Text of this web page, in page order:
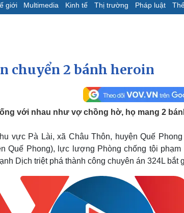
giới Multimedia Kinh tế Thị trường Pháp luật
ấn VOV
sự - Quốc phòng
Nam
tích
Thể thao
Lịch thi đấu bóng đá
Thế giới thể thao
eSports
Hậu trường
sống
đẹp
Sân khấu - Điện ảnh
Văn học
chuyển 2 bánh heroin
với nhau như vợ chồng hờ, họ mang 2
vực Pà Lài, xã Châu Thôn, huyện Quế
Quế Phong), lực lượng Phòng chống tội
Dịch triệt phá thành công chuyên án 324L bắt